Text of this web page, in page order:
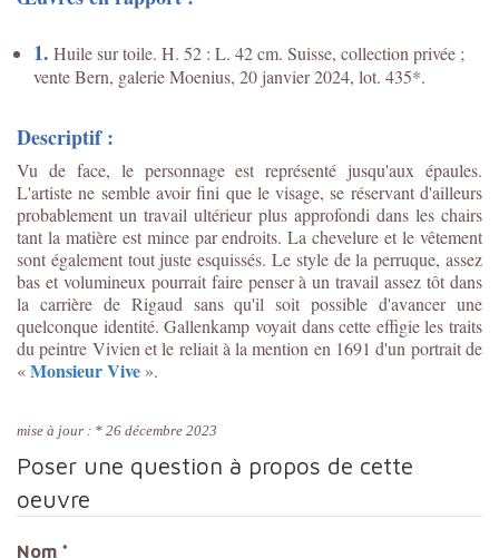
1. Huile sur toile. H. 52 : L. 42 cm. Suisse, collection privée ;
vente Bern, galerie Moenius, 20 janvier 2024, lot. 435*.
Descriptif :
Vu de face, le personnage est représenté jusqu'aux épaules.
L'artiste ne semble avoir fini que le visage, se réservant d'ailleurs
probablement un travail ultérieur plus approfondi dans les chairs
tant la matière est mince par endroits. La chevelure et le vêtement
sont également tout juste esquissés. Le style de la perruque, assez
bas et volumineux pourrait faire penser à un travail assez tôt dans
la carrière de Rigaud sans qu'il soit possible d'avancer une
quelconque identité. Gallenkamp voyait dans cette effigie les traits
du peintre Vivien et le reliait à la mention en 1691 d'un portrait de
«Monsieur Vive ».
mise à jour : * 26 décembre 2023
Poser une question à propos de cette
oeuvre
Nom *